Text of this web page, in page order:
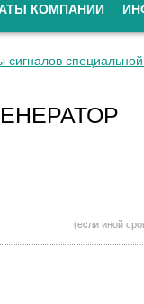
КОМПАНИИ
сигналов
(если иной